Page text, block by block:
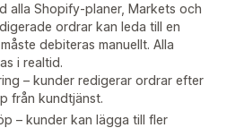
alla Shopify-planer, Markets och
ordrar kan leda till en
debiteras manuellt. Alla
i realtid.
– kunder redigerar ordrar efter
från kundtjänst.
– kunder kan lägga till fler